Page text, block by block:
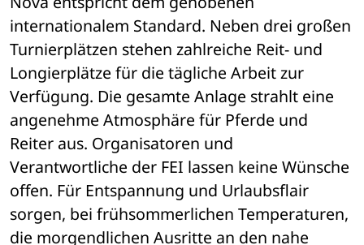
internationalem Standard. Neben drei großen
Turnierplätzen stehen zahlreiche Reit- und
Longierplätze für die tägliche Arbeit zur
Verfügung. Die gesamte Anlage strahlt eine
angenehme Atmosphäre für Pferde und
Reiter aus. Organisatoren und
Verantwortliche der FEI lassen keine Wünsche
offen. Für Entspannung und Urlaubsflair
sorgen, bei frühsommerlichen Temperaturen,
die morgendlichen Ausritte an den nahe